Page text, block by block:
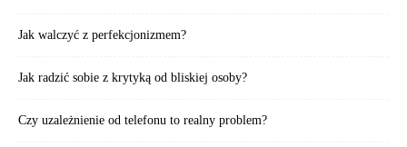
Jak walczyć z perfekcjonizmem?
Jak radzić sobie z krytyką od bliskiej osoby?
Czy uzależnienie od telefonu to realny problem?